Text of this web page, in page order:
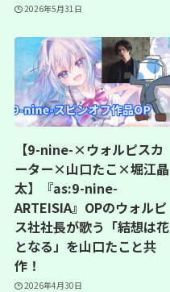
2026年5月31日
【9-nine-×ウォルピスカ
ーター×山口たこ×堀江晶
太】『as:9-nine-
ARTEISIA』OPのウォルピ
ス社社長が歌う「結想は花
となる」を山口たこと共
作！
2026年4月30日